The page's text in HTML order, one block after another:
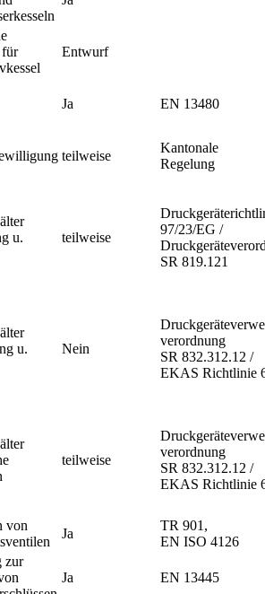
Entwurf
Ja EN 13480
teilweise
Kantonale
Regelung
u.
teilweise
97/23/EG /
SR 819.121
u.
Nein
verordnung
SR 832.312.12 /
EKAS Richtlinie
teilweise
verordnung
SR 832.312.12 /
EKAS Richtlinie
von
Ja
TR 901,
EN ISO 4126
zur
Ja EN 13445